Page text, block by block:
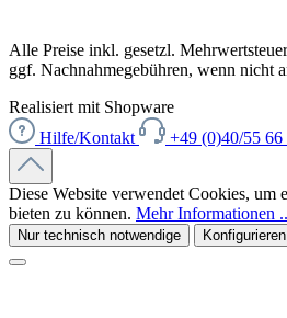
Alle Preise inkl. gesetzl.
ggf. Nachnahmegebühren, wenn nicht
Realisiert mit Shopware
Hilfe/Kontakt
+49 (0)40/55 66
Diese Website verwendet Cookies, um
bieten zu können. Mehr Informationen
Nur technisch notwendige Konfigurieren